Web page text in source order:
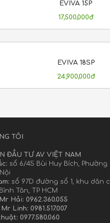
EVIVA 15P
17,500,000đ
EVIVA 18SP
24,900,000đ
TÔI
ĐẦU TƯ AV VIỆT NAM
số 6/45 Bùi Huy Bích, Phường
số 97D đường số 1, khu dân
Tân, TP HCM
Hải: 0962.360.055
Linh: 0981.517.007
0977.580.060